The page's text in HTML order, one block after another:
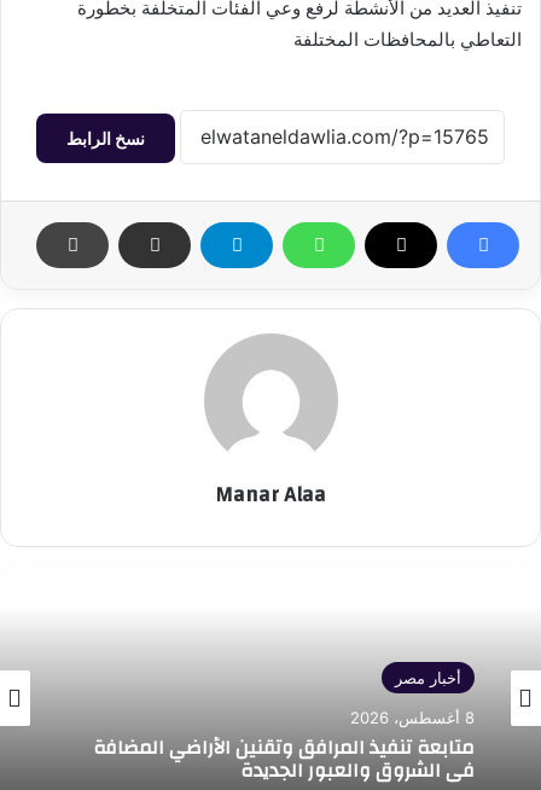
تنفيذ العديد من الأنشطة لرفع وعي الفئات المتخلفة بخطورة
التعاطي بالمحافظات المختلفة
نسخ الرابط
Manar Alaa
أخبار مصر
8 أغسطس، 2026
متابعة تنفيذ المرافق وتقنين الأراضي المضافة
في الشروق والعبور الجديدة